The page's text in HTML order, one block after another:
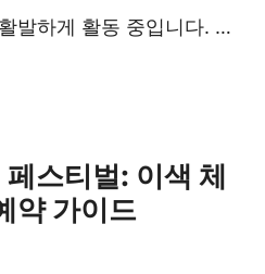
발하게 활동 중입니다. …
스티벌: 이색 체
약 가이드